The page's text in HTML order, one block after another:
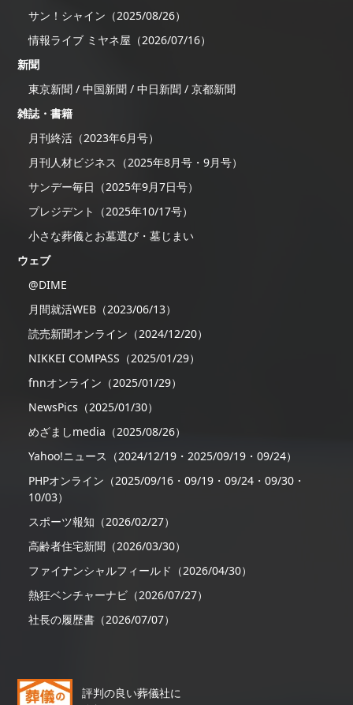
サン！シャイン（2025/08/26）
情報ライブ ミヤネ屋（2026/07/16）
新聞
東京新聞 / 中国新聞 / 中日新聞 / 京都新聞
雑誌・書籍
月刊終活（2023年6月号）
月刊人材ビジネス（2025年8月号・9月号）
サンデー毎日（2025年9月7日号）
プレジデント（2025年10/17号）
小さな葬儀とお墓選び・墓じまい
ウェブ
@DIME
月間就活WEB（2023/06/13）
読売新聞オンライン（2024/12/20）
NIKKEI COMPASS（2025/01/29）
fnnオンライン（2025/01/29）
NewsPics（2025/01/30）
めざましmedia（2025/08/26）
Yahoo!ニュース（2024/12/19・2025/09/19・09/24）
PHPオンライン（2025/09/16・09/19・09/24・09/30・
10/03）
スポーツ報知（2026/02/27）
高齢者住宅新聞（2026/03/30）
ファイナンシャルフィールド（2026/04/30）
熱狂ベンチャーナビ（2026/07/27）
社長の履歴書（2026/07/07）
評判の良い葬儀社に